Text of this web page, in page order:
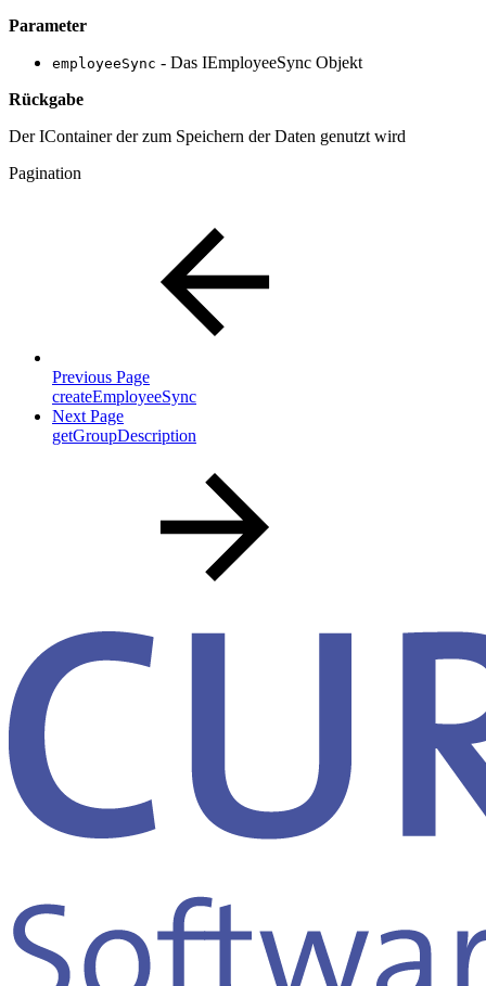
Parameter
employeeSync - Das IEmployeeSync Objekt
Rückgabe
Der IContainer der zum Speichern der Daten genutzt wird
Pagination
Previous Page
createEmployeeSync
Next Page
getGroupDescription